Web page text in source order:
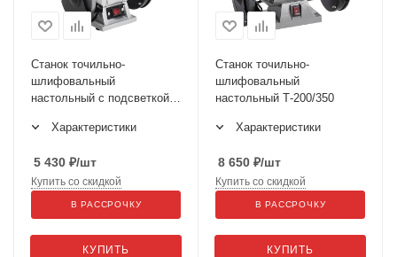
Станок точильно-
шлифовальный
наcтольный с подсветкой
Характеристики
5 430 ₽/шт
КУПИТЬ
Купить со скидкой
В РАССРОЧКУ
Станок точильно-
шлифовальный
наcтольный Т-200/350
Характеристики
8 650 ₽/шт
КУПИТЬ
Купить со скидкой
В РАССРОЧКУ